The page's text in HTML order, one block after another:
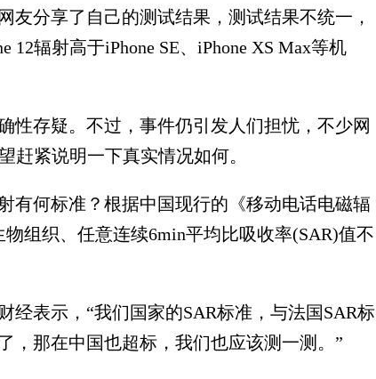
分享了自己的测试结果，测试结果不统一，
12辐射高于iPhone SE、iPhone XS Max等机
存疑。不过，事件仍引发人们担忧，不少网
赶紧说明一下真实情况如何。
何标准？根据中国现行的《移动电话电磁辐
组织、任意连续6min平均比吸收率(SAR)值不
表示，“我们国家的SAR标准，与法国SAR标
，那在中国也超标，我们也应该测一测。”